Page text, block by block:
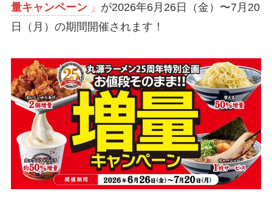
量キャンペーン 」 が2026年6月26日（金）〜7月20
日（月）の期間開催されます！